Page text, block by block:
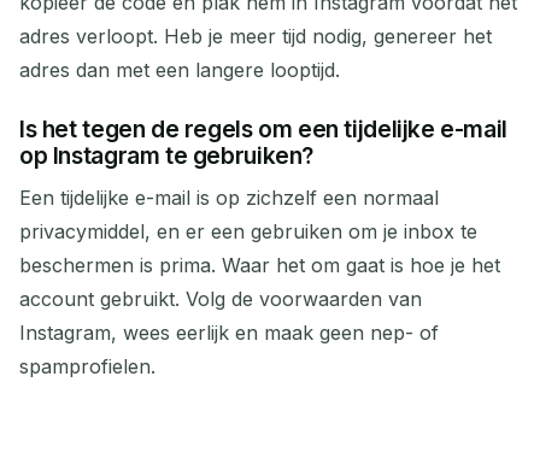
adres verloopt. Heb je meer tijd nodig, genereer het
adres dan met een langere looptijd.
Is het tegen de regels om een tijdelijke e-mail
op Instagram te gebruiken?
Een tijdelijke e-mail is op zichzelf een normaal
privacymiddel, en er een gebruiken om je inbox te
beschermen is prima. Waar het om gaat is hoe je het
account gebruikt. Volg de voorwaarden van
Instagram, wees eerlijk en maak geen nep- of
spamprofielen.